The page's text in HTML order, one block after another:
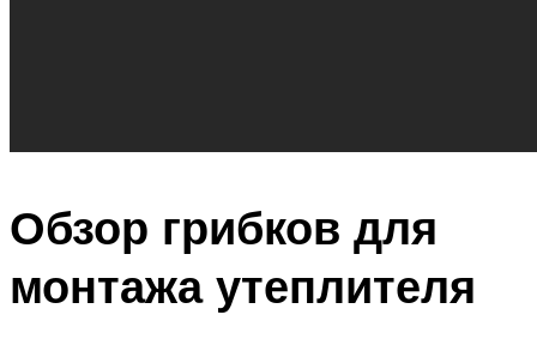
Обзор грибков для
монтажа утеплителя